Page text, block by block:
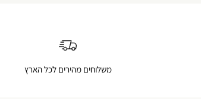
משלוחים מהירים לכל הארץ